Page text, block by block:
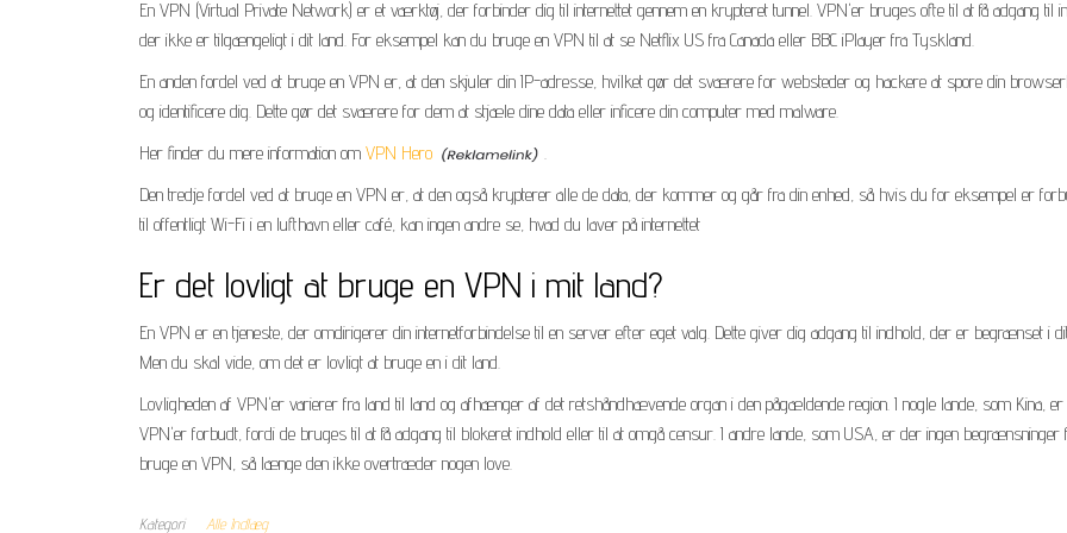
En VPN (Virtual Private Network) er et værktøj, der forbinder dig til internettet gennem en krypteret tunnel. VPN'er bruges ofte til at få adgang til
der ikke er tilgængeligt i dit land. For eksempel kan du bruge en VPN til at se Netflix US fra Canada eller BBC iPlayer fra Tyskland.
En anden fordel ved at bruge en VPN er, at den skjuler din IP-adresse, hvilket gør det sværere for websteder og hackere at spore din
og identificere dig. Dette gør det sværere for dem at stjæle dine data eller inficere din computer med malware.
Her finder du mere information om VPN Hero
.
Den tredje fordel ved at bruge en VPN er, at den også krypterer alle de data, der kommer og går fra din enhed, så hvis du for eksempel er
til offentligt Wi-Fi i en lufthavn eller café, kan ingen andre se, hvad du laver på internettet
Er det lovligt at bruge en VPN i mit land?
En VPN er en tjeneste, der omdirigerer din internetforbindelse til en server efter eget valg. Dette giver dig adgang til indhold, der er begrænset i
Men du skal vide, om det er lovligt at bruge en i dit land.
Lovligheden af VPN'er varierer fra land til land og afhænger af det retshåndhævende organ i den pågældende region. I nogle lande, som Kina, er
VPN'er forbudt, fordi de bruges til at få adgang til blokeret indhold eller til at omgå censur. I andre lande, som USA, er der ingen begrænsninger
bruge en VPN, så længe den ikke overtræder nogen love.
Kategori Alle Indlæg